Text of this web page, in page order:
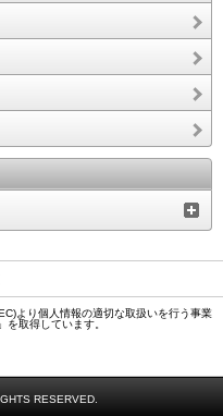
より個人情報の適切な取扱いを行う事業
取得しています。
RESERVED.